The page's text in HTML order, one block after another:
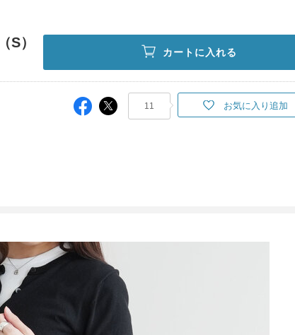
S）
カートに入れる
11 お気に入り追加